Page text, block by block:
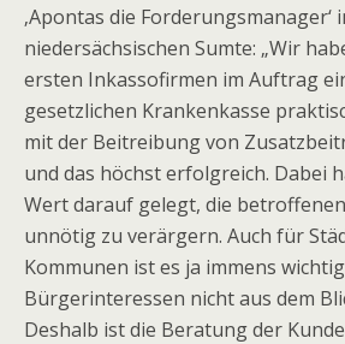
‚Apontas die Forderungsmanager‘
niedersächsischen Sumte: „Wir
ersten Inkassofirmen im Auftrag
gesetzlichen Krankenkasse
mit der Beitreibung von
und das höchst erfolgreich. Dabei
Wert darauf gelegt, die
unnötig zu verärgern. Auch für
Kommunen ist es ja immens
Bürgerinteressen nicht aus dem
Deshalb ist die Beratung der